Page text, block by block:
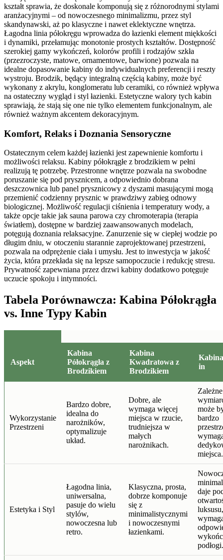
kształt sprawia, że doskonale komponują się z różnorodnymi stylami
aranżacyjnymi – od nowoczesnego minimalizmu, przez styl
skandynawski, aż po klasyczne i nawet eklektyczne wnętrza.
Łagodna linia półokręgu wprowadza do łazienki element miękkości
i dynamiki, przełamując monotonie prostych kształtów. Dostępność
szerokiej gamy wykończeń, kolorów profili i rodzajów szkła
(przezroczyste, matowe, ornamentowe, barwione) pozwala na
idealne dopasowanie kabiny do indywidualnych preferencji i reszty
wystroju. Brodzik, będący integralną częścią kabiny, może być
wykonany z akrylu, konglomeratu lub ceramiki, co również wpływa
na ostateczny wygląd i styl łazienki. Estetyczne walory tych kabin
sprawiają, że stają się one nie tylko elementem funkcjonalnym, ale
również ważnym akcentem dekoracyjnym.
Komfort, Relaks i Doznania Sensoryczne
Ostatecznym celem każdej łazienki jest zapewnienie komfortu i
możliwości relaksu. Kabiny półokrągłe z brodzikiem w pełni
realizują tę potrzebę. Przestronne wnętrze pozwala na swobodne
poruszanie się pod prysznicem, a odpowiednio dobrana
deszczownica lub panel prysznicowy z dyszami masującymi mogą
przemienić codzienny prysznic w prawdziwy zabieg odnowy
biologicznej. Możliwość regulacji ciśnienia i temperatury wody, a
także opcje takie jak sauna parowa czy chromoterapia (terapia
światłem), dostępne w bardziej zaawansowanych modelach,
potęgują doznania relaksacyjne. Zanurzenie się w ciepłej wodzie po
długim dniu, w otoczeniu starannie zaprojektowanej przestrzeni,
pozwala na odprężenie ciała i umysłu. Jest to inwestycja w jakość
życia, która przekłada się na lepsze samopoczucie i redukcję stresu.
Prywatność zapewniana przez drzwi kabiny dodatkowo potęguje
uczucie spokoju i intymności.
Tabela Porównawcza: Kabina Półokrągła
vs. Inne Typy Kabin
Aspekt
Kabina
Półokrągła z
Brodzikiem
Kabina
Kwadratowa z
Brodzikiem
in
Wykorzystanie
Przestrzeni
Bardzo dobre,
idealna do
narożników,
optymalizuje
układ.
Dobre, ale
wymaga więcej
miejsca w rzucie,
trudniejsza w
małych
narożnikach.
może
bardzo
miejsca.
Estetyka i Styl
Łagodna linia,
uniwersalna,
pasuje do wielu
stylów,
nowoczesna lub
retro.
Klasyczna, prosta,
dobrze komponuje
się z
minimalistycznymi
i nowoczesnymi
łazienkami.
daje
luksusu,
podłogi.